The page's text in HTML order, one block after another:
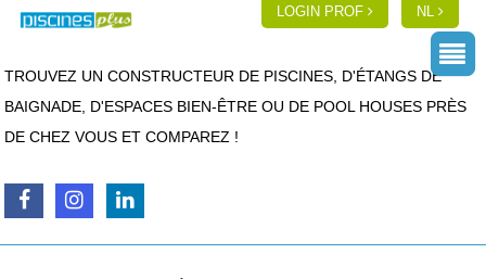
LOGIN PROF NL
TROUVEZ UN CONSTRUCTEUR DE PISCINES, D'ÉTANGS DE
BAIGNADE, D'ESPACES BIEN-ÊTRE OU DE POOL HOUSES PRÈS
DE CHEZ VOUS ET COMPAREZ !